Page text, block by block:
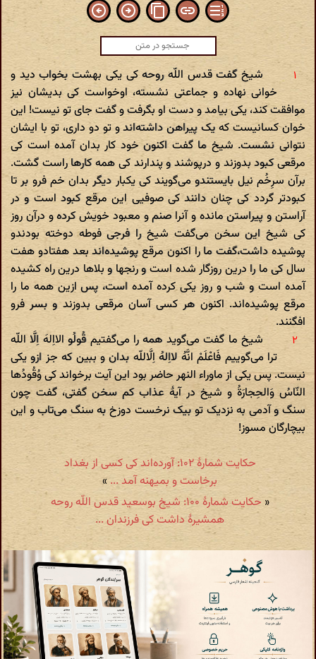
شیخ گفت قدس اللّه روحه کی یکی بهشت بخواب دید و
خوانی نهاده و جماعتی نشسته، اوخواست کی بدیشان نیز
موافقت کند، یکی بیامد و دست او بگرفت و گفت جای تو نیست! این
خوان کسانیست که یک پیراهن داشته‌اند و تو دو داری، تو با ایشان
نتوانی نشست. شیخ ما گفت اکنون خود کار بدان آمده است کی
مرقعی کبود بدوزند و درپوشند و پندارند کی همه کارها راست گشت.
برآن سرِخُم نیل بایستندو می‌گویند کی یکبار دیگر بدان خم فرو بر تا
کبودتر گردد کی چنان دانند کی صوفیی این مرقع کبود است و در
آراستن و پیراستن مانده و آنرا صنم و معبود خویش کرده و درآن روز
کی شیخ این سخن می‌گفت شیخ را فرجی فوطه دوخته بودندو
پوشیده داشت،گفت ما را اکنون مرقع پوشیده‌اند بعد هفتادو هفت
سال کی ما را درین روزگار شده است و رنجها و بلاها درین راه کشیده
آمده است و شب و روز یکی کرده آمده است، پس ازین همه ما را
مرقع پوشیده‌اند. اکنون هر کسی آسان مرقعی بدوزند و بسر فرو
افگنند.
شیخ ما گفت می‌گوید همه را می‌گفتیم قُولُو الااِلهَ اِلَّا اللّه
ترا می‌گوییم فَاعْلَمْ انَّهُ لااِلهُ اِلَّاللّه بدان و ببین که جز ازو یکی
نیست. پس یکی از ماوراء النهر حاضر بود این آیت برخواند کی وُقُودُها
النّاسُ وَالحِجارَةُ و شیخ در آیۀ عذاب کم سخن گفتی، گفت چون
سنگ و آدمی به نزدیک تو بیک نرخست دوزخ به سنگ می‌تاب و این
بیچارگان مسوز!
حکایت شمارهٔ ۱۰۲: آورده‌اند کی کسی از بغداد
برخاست و بمیهنه آمد ... »
«
حکایت شمارهٔ ۱۰۰: شیخ بوسعید قدس اللّه روحه
همشیرۀ داشت کی فرزندان ...